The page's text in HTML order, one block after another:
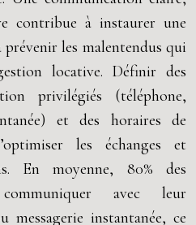
contribue à instaurer une
les malentendus qui
locative. Définir des
privilégiés (téléphone,
et des horaires de
les échanges et
En moyenne, 80% des
avec leur
instantanée, ce